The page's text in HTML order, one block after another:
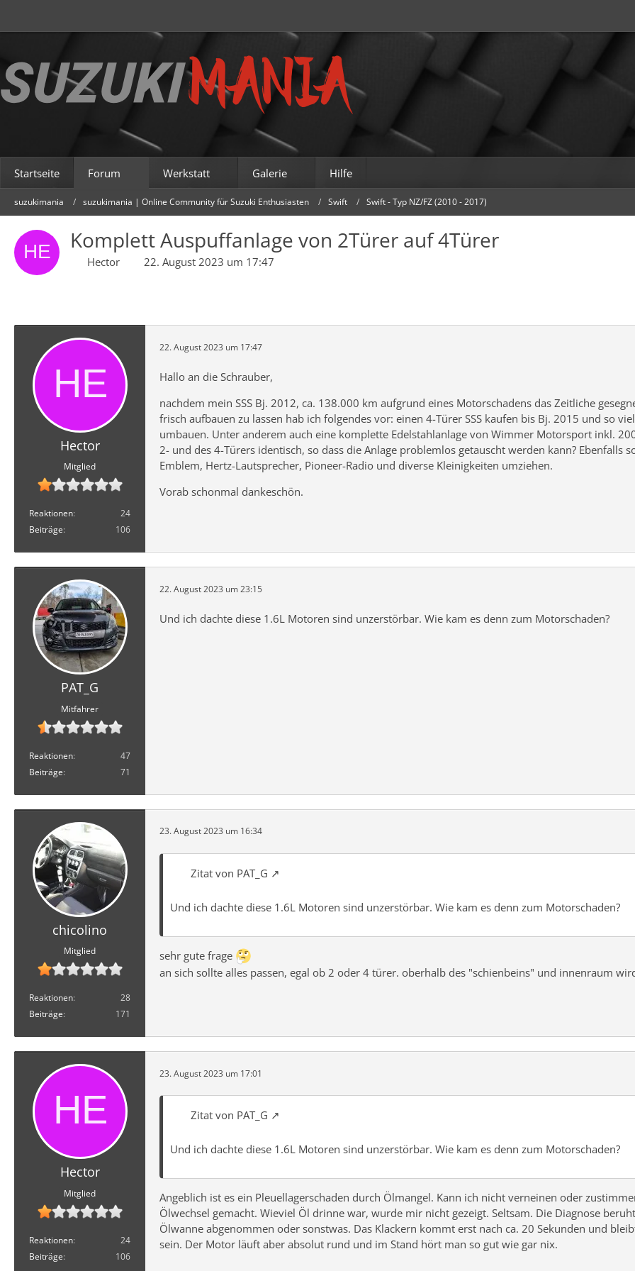
Startseite Forum Werkstatt Galerie Hilfe
suzukimania suzukimania | Online Community für Suzuki Enthusiasten Swift Swift - Typ NZ/FZ (2010 - 2017)
Komplett Auspuffanlage von 2Türer auf 4Türer
Hector 22. August 2023 um 17:47
Hector
Mitglied
Reaktionen
24
Beiträge
106
22. August 2023 um 17:47
Hallo an die Schrauber,
nachdem mein SSS Bj. 2012, ca. 138.000 km aufgrund eines Motorschadens das Zeitliche
frisch aufbauen zu lassen hab ich folgendes vor: einen 4-Türer SSS kaufen bis Bj. 2015 und so
umbauen. Unter anderem auch eine komplette Edelstahlanlage von Wimmer Motorsport inkl.
2- und des 4-Türers identisch, so dass die Anlage problemlos getauscht werden kann? Ebenfalls
Emblem, Hertz-Lautsprecher, Pioneer-Radio und diverse Kleinigkeiten umziehen.
Vorab schonmal dankeschön.
PAT_G
Mitfahrer
Reaktionen
47
Beiträge
71
22. August 2023 um 23:15
Und ich dachte diese 1.6L Motoren sind unzerstörbar. Wie kam es denn zum Motorschaden?
chicolino
Mitglied
Reaktionen
28
Beiträge
171
23. August 2023 um 16:34
Zitat von PAT_G
Und ich dachte diese 1.6L Motoren sind unzerstörbar. Wie kam es denn zum Motorschaden?
sehr gute frage
an sich sollte alles passen, egal ob 2 oder 4 türer. oberhalb des "schienbeins" und innenraum
Hector
Mitglied
Reaktionen
24
Beiträge
106
23. August 2023 um 17:01
Zitat von PAT_G
Und ich dachte diese 1.6L Motoren sind unzerstörbar. Wie kam es denn zum Motorschaden?
Angeblich ist es ein Pleuellagerschaden durch Ölmangel. Kann ich nicht verneinen oder
Ölwechsel gemacht. Wieviel Öl drinne war, wurde mir nicht gezeigt. Seltsam. Die Diagnose
Ölwanne abgenommen oder sonstwas. Das Klackern kommt erst nach ca. 20 Sekunden und
sein. Der Motor läuft aber absolut rund und im Stand hört man so gut wie gar nix.